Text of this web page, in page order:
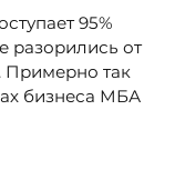
95%
разорились от
Примерно так
бизнеса МБА